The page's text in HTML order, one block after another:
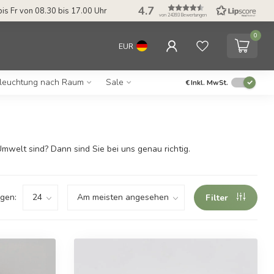
Fr von 08.30 bis 17.00 Uhr 4.7 von 24393 Bewertungen
EUR
0
nach Raum Sale €Inkl. MwSt.
sind? Dann sind Sie bei uns genau richtig.
Filter